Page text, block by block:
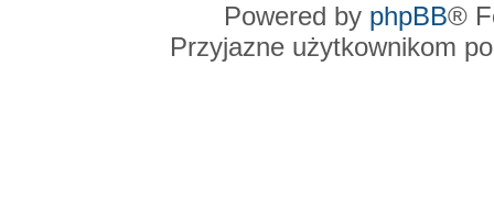
Powered by phpBB®
Przyjazne użytkownikom